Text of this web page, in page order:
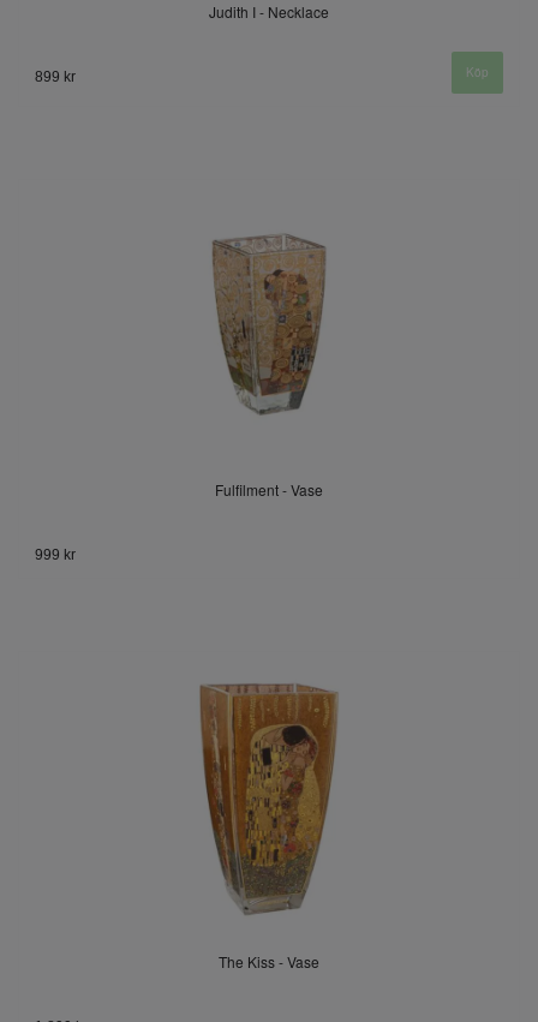
Judith I - Necklace
899 kr
Fulfilment - Vase
999 kr
The Kiss - Vase